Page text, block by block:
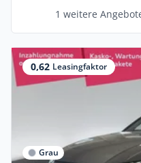
1 weitere
0,62 Leasingfaktor
Grau